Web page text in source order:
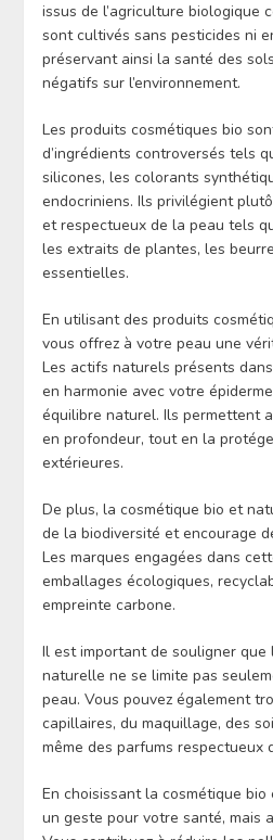
issus de l’agriculture biologique
sont cultivés sans pesticides ni
préservant ainsi la santé des
négatifs sur l’environnement.
Les produits cosmétiques bio
d’ingrédients controversés tels
silicones, les colorants
endocriniens. Ils privilégient
et respectueux de la peau tels
les extraits de plantes, les
essentielles.
En utilisant des produits
vous offrez à votre peau une
Les actifs naturels présents
en harmonie avec votre
équilibre naturel. Ils permettent
en profondeur, tout en la
extérieures.
De plus, la cosmétique bio et
de la biodiversité et encourage
Les marques engagées dans
emballages écologiques,
empreinte carbone.
Il est important de souligner que
naturelle ne se limite pas
peau. Vous pouvez également
capillaires, du maquillage, des
même des parfums respectueux
En choisissant la cosmétique
un geste pour votre santé, mais